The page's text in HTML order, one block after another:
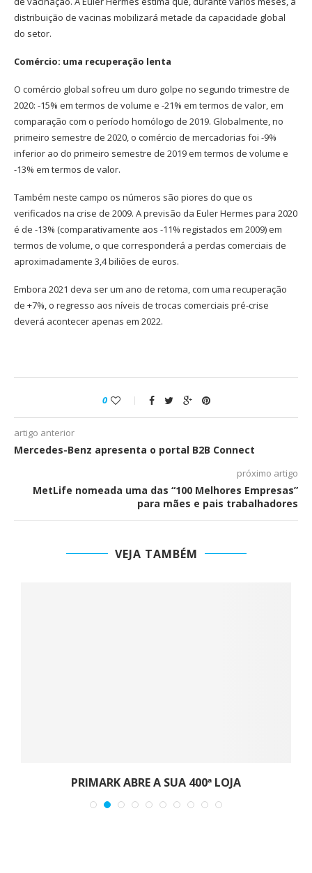
distribuição de vacinas mobilizará metade da capacidade global
do setor.
Comércio: uma recuperação lenta
O comércio global sofreu um duro golpe no segundo trimestre de
2020: -15% em termos de volume e -21% em termos de valor, em
comparação com o período homólogo de 2019. Globalmente, no
primeiro semestre de 2020, o comércio de mercadorias foi -9%
inferior ao do primeiro semestre de 2019 em termos de volume e
-13% em termos de valor.
Também neste campo os números são piores do que os
verificados na crise de 2009. A previsão da Euler Hermes para 2020
é de -13% (comparativamente aos -11% registados em 2009) em
termos de volume, o que corresponderá a perdas comerciais de
aproximadamente 3,4 biliões de euros.
Embora 2021 deva ser um ano de retoma, com uma recuperação
de +7%, o regresso aos níveis de trocas comerciais pré-crise
deverá acontecer apenas em 2022.
0
artigo anterior
Mercedes-Benz apresenta o portal B2B Connect
próximo artigo
MetLife nomeada uma das “100 Melhores Empresas”
para mães e pais trabalhadores
VEJA TAMBÉM
PRIMARK ABRE A SUA 400ª LOJA